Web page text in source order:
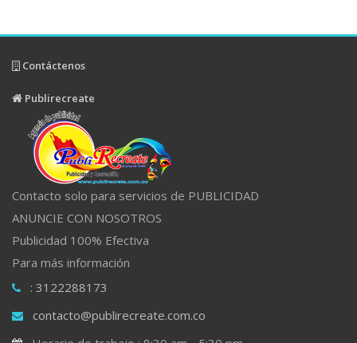
Contáctenos
Publirecreate
Contacto solo para servicios de PUBLICIDAD
ANUNCIE CON NOSOTROS
Publicidad 100% Efectiva
Para más información
: 3122288173
contacto@publirecreate.com.co